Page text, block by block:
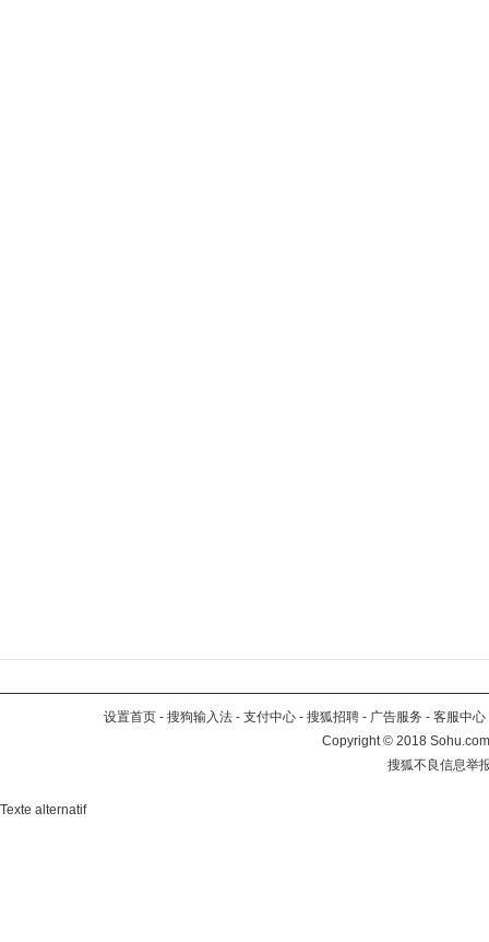
设置首页 - 搜狗输入法 - 支付中心 - 搜狐招聘 - 广告服务 - 客服中心
Copyright©2018
搜狐不良信息举
Texte alternatif